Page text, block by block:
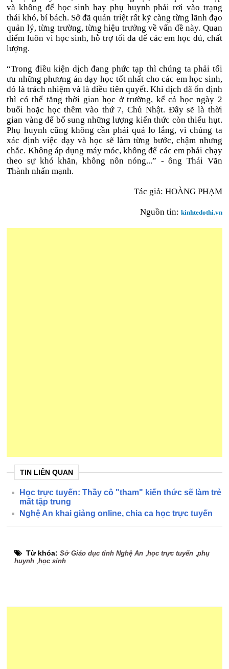
và không để học sinh hay phụ huynh phải rơi vào trạng
thái khó, bí bách. Sở đã quán triệt rất kỹ càng từng lãnh đạo
quản lý, từng trường, từng hiệu trưởng về vấn đề này. Quan
điểm luôn vì học sinh, hỗ trợ tối đa để các em học đủ, chất
lượng.
“Trong điều kiện dịch đang phức tạp thì chúng ta phải tối
ưu những phương án dạy học tốt nhất cho các em học sinh,
đó là trách nhiệm và là điều tiên quyết. Khi dịch đã ổn định
thì có thể tăng thời gian học ở trường, kể cả học ngày 2
buổi hoặc học thêm vào thứ 7, Chủ Nhật. Đây sẽ là thời
gian vàng để bổ sung những lượng kiến thức còn thiếu hụt.
Phụ huynh cũng không cần phải quá lo lắng, vì chúng ta
xác định việc dạy và học sẽ làm từng bước, chậm nhưng
chắc. Không áp dụng máy móc, không để các em phải chạy
theo sự khó khăn, không nôn nóng...” - ông Thái Văn
Thành nhấn mạnh.
Tác giả: HOÀNG PHẠM
Nguồn tin: kinhtedothi.vn
TIN LIÊN QUAN
Học trực tuyến: Thầy cô "tham" kiến thức sẽ làm trẻ
mất tập trung
Nghệ An khai giảng online, chia ca học trực tuyến
Từ khóa:Sở Giáo dục tỉnh Nghệ An ,học trực tuyến ,phụ
huynh ,học sinh